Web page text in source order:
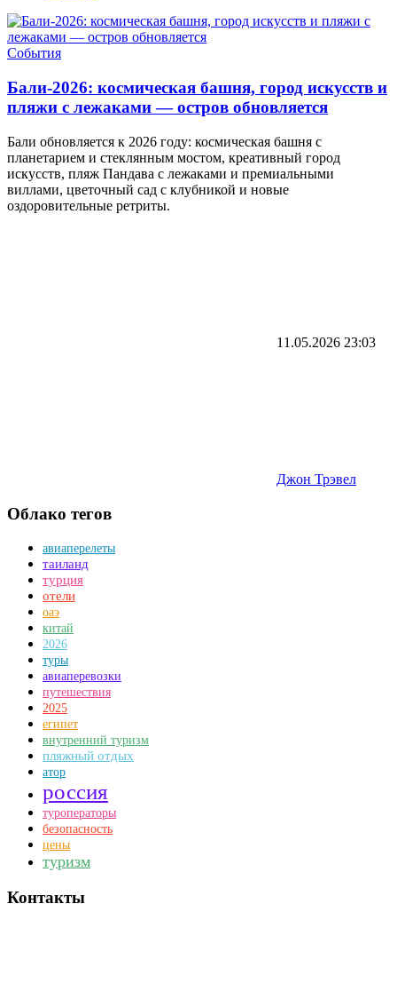
События
Бали-2026: космическая башня, город искусств и
пляжи с лежаками — остров обновляется
Бали обновляется к 2026 году: космическая башня с
планетарием и стеклянным мостом, креативный город
искусств, пляж Пандава с лежаками и премиальными
виллами, цветочный сад с клубникой и новые
оздоровительные ретриты.
11.05.2026 23:03
Джон Трэвел
Облако тегов
авиаперелеты
таиланд
турция
отели
оаэ
китай
2026
туры
авиаперевозки
путешествия
2025
египет
внутренний туризм
пляжный отдых
атор
россия
туроператоры
безопасность
цены
туризм
Контакты